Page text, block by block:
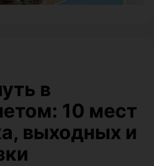
в
10 мест
выходных и